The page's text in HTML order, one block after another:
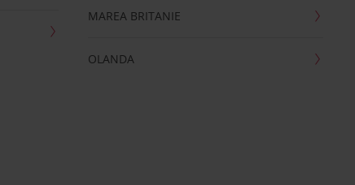
MAREA BRITANIE
OLANDA